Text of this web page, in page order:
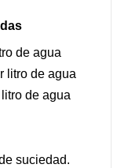
de agua
litro de agua
de agua
suciedad.